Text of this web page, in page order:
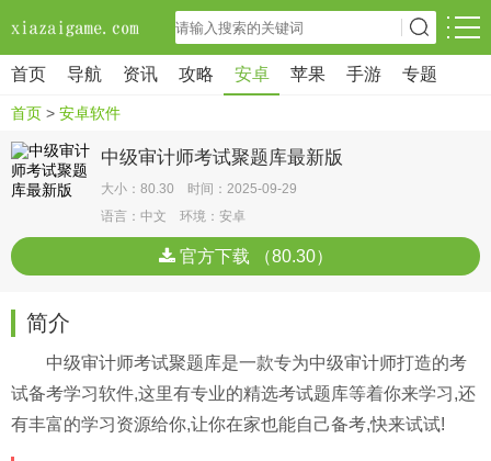
首页 导航 资讯 攻略 安卓 苹果 手游 专题
首页 > 安卓软件
中级审计师考试聚题库最新版
大小：80.30 时间：2025-09-29
语言：中文 环境：安卓
官方下载 （80.30）
简介
中级审计师考试聚题库是一款专为中级审计师打造的考
试备考学习软件,这里有专业的精选考试题库等着你来学习,还
有丰富的学习资源给你,让你在家也能自己备考,快来试试!